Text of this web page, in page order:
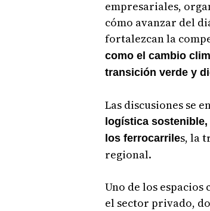
empresariales,
cómo avanzar del
fortalezcan la
como el cambio
transición verde y
Las discusiones se
logística
los ferrocarriles, la
regional.
Uno de los
el sector privado,